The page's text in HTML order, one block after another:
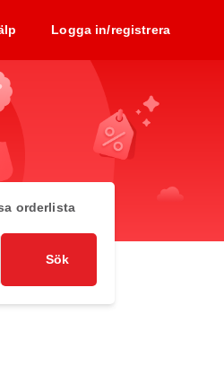
Logga in/registrera
orderlista
Sök